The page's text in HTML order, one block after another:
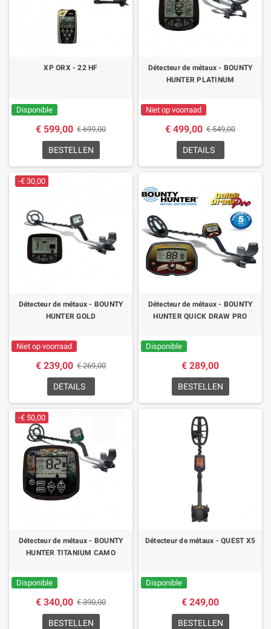
XP ORX - 22 HF
Disponible
€ 599,00 € 699,00
BESTELLEN
Détecteur de métaux - BOUNTY
HUNTER PLATINUM
Niet op voorraad
€ 499,00 € 549,00
DETAILS
-€ 30,00
Détecteur de métaux - BOUNTY
HUNTER GOLD
Niet op voorraad
€ 239,00 € 269,00
DETAILS
Détecteur de métaux - BOUNTY
HUNTER QUICK DRAW PRO
Disponible
€ 289,00
BESTELLEN
-€ 50,00
Détecteur de métaux - BOUNTY
HUNTER TITANIUM CAMO
Disponible
€ 340,00 € 390,00
BESTELLEN
Détecteur de métaux - QUEST X5
Disponible
€ 249,00
BESTELLEN